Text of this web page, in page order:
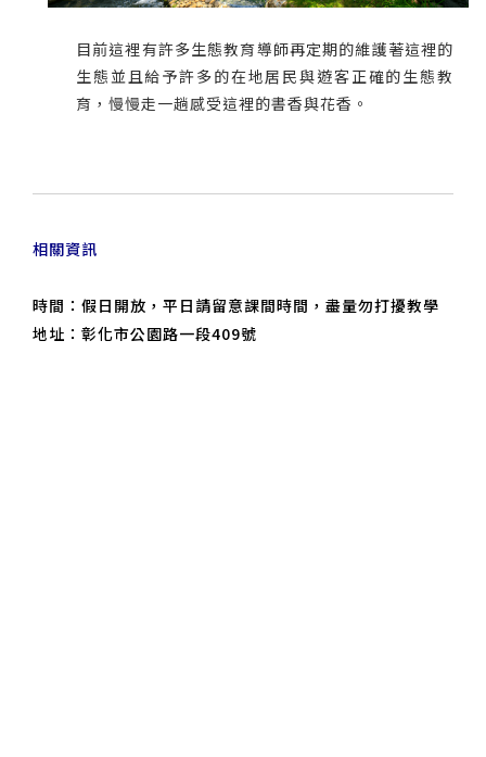
目前這裡有許多生態教育導師再定期的維護著這裡的
生態並且給予許多的在地居民與遊客正確的生態教
育，慢慢走一趟感受這裡的書香與花香。
相關資訊
時間：假日開放，平日請留意課間時間，盡量勿打擾教學
地址：彰化市公園路一段409號